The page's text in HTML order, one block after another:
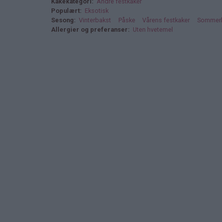
Populært
Eksotisk
Sesong
Vinterbakst Påske Vårens festkaker
Allergier og preferanser
Uten hvetemel